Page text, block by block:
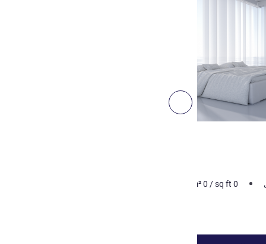
التالي - غرفة
m²0 /sq ft 0